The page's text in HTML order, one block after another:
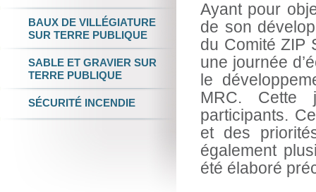
Ayant pour
de son
du Comité ZIP
une journée
le
MRC. Cette
participants.
et des
également
été élaboré
BAUX DE VILLÉGIATURE
SUR TERRE PUBLIQUE
SABLE ET GRAVIER SUR
TERRE PUBLIQUE
SÉCURITÉ INCENDIE